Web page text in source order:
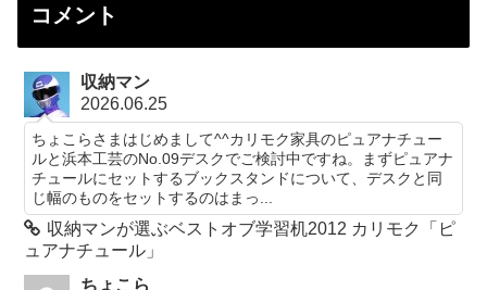
コメント
収納マン
2026.06.25
ちょこらさまはじめまして^^カリモク家具のピュアナチュー
ルと浜本工芸のNo.09デスクでご検討中ですね。まずピュアナ
チュールにセットするブックスタンドについて、デスクと同
じ幅のものをセットするのはまっ...
収納マンが選ぶベストオブ学習机2012 カリモク「ピ
ュアナチュール」
ちょこら